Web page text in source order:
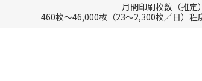
月間印刷枚数（推定）
460枚～46,000枚（23～2,300枚／日）程